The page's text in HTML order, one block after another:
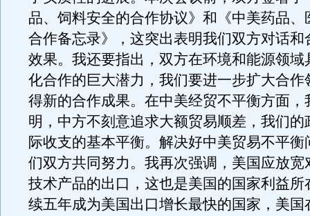
品、饲料安全的合作协议》和《中美药品、
合作备忘录》，这突出表明我们双方对话和
效果。我还要指出，双方在环境和能源领域
化合作的巨大潜力，我们要进一步扩大合作
得新的合作成果。在中美经贸不平衡方面，
明，中方不刻意追求大额贸易顺差，我们的
际收支的基本平衡。解决好中美贸易不平衡
们双方共同努力。我再次强调，美国应放宽
技术产品的出口，这也是美国的国家利益所
续五年成为美国出口增长最快的国家，美国